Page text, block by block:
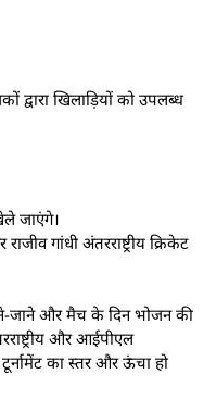
खिलाड़ियों को उपलब्ध
जाएंगे।
गांधी अंतरराष्ट्रीय क्रिकेट
जाने और मैच के दिन भोजन की
और आईपीएल
का स्तर और ऊंचा हो